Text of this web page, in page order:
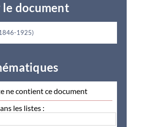
le document
1925)
ne contient ce document
les listes :